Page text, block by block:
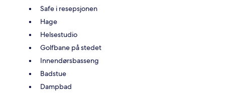
Safe i resepsjonen
Hage
Helsestudio
Golfbane på stedet
Innendørsbasseng
Badstue
Dampbad